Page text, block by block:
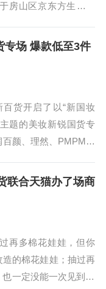
房山区京东方生命科
1000床...
专场 爆款低至3件
货开启了以“新国妆
题的美妆新锐国货专
颜、理然、PMPM等
多品类夏日的美妆好
联合天猫办了场商
再多棉花娃娃，但你
的棉花娃娃；抽过再
一定没能一次见到10